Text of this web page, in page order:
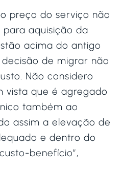
preço do serviço não
aquisição da
acima do antigo
de migrar não
Não considero
vista que é agregado
também ao
assim a elevação de
e dentro do
benefício”,